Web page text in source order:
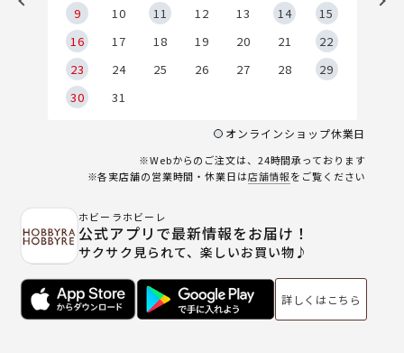
9
10 11 12 13 14
15
16
17 18 19 20 21
22
23
24 25 26 27 28
29
30
31
オンラインショップ休業日
※Webからのご注文は、24時間承っております
※各実店舗の営業時間・休業日は店舗情報をご覧ください
ホビーラホビーレ
公式アプリで最新情報をお届け！
サクサク見られて、楽しいお買い物♪
詳しくはこちら